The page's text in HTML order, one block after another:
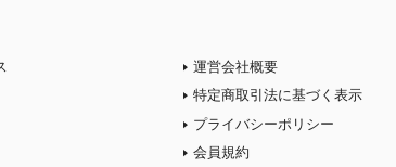
運営会社概要
特定商取引法に基づく表示
プライバシーポリシー
会員規約